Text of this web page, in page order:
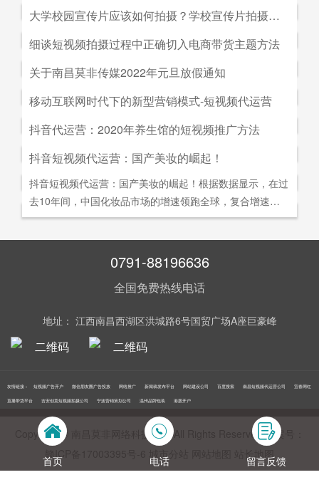
而事实上，正是因为公司规模小，才需要通过一个企业形象
片的包装，给经销商客户等以信心。
何选择抖音代运营公司呢，首先我们要先了解抖音代运营的
主要工作有哪些，抖音代运营公司会帮助我们做什么，什么
是我们自己做不到的，随着抖音的流行，抖音代运营的发展
前景是非常好的。
直播+短视频，新模式新机遇，南昌莫非传媒全域营销平台
会对市场营销造成深远的影响，引领企业走向下一场变革。
2G时代，消费者实现了通讯的自由；3G时代，视频通话和
移动数据技术的兴起推动了智能手机的发展；到了4G技术
的普及，成为了视频流媒体、移动应用和程序化广告发展的
信息的接收已经从图文时代转向了视听时代，而营销方式也
从单一的PC搜索引擎向多媒体、多领域转移，短视频、直
大学校园宣传片应该如何拍摄？学校宣传片拍摄出来有哪些作用？
大学校园宣传片应该如何拍摄？学校宣传片拍摄出来有哪些
始陆续的展开，而为了配合更好的招生进行学校文化建设，
都会拍摄一些大学宣传片来吸引更多学生，进而达到校园招
生的目的。那么，大学宣传片如何拍摄呢？有哪些作用？下
面小编就来为大家简单介绍一下。
细谈短视频拍摄过程中正确切入电商带货主题方法
细谈短视频拍摄过程中正确切入电商带货主题方法。短视频
一是创建自己的个人IP品牌,比如李子柒；二是创建代表生
活方式的品牌, 比如“一条”。前者就是基于达人的影响力创
建品牌,以IP名为品牌名,以达人为 品牌背书,这种模式其实更
像粉丝经济。普通用户受短视频内容的吸引 成为达人的粉
丝,进而成为产生实际购买行为的用户。实践证明,只要 IP足
够打动人心,他们就能爆发出巨大的影响力。以李子柒为例,
李子柒凭借短视频积累了千万粉丝,后在淘宝平台开设店铺,
关于南昌莫非传媒2022年元旦放假通知
关于南昌莫非传媒2022年元旦放假通知.元旦：1月1日（星
月4日（星期二）上班。在此期间，如果您有需要我们提供
服务的地方可直接在网站留言板块进行留言，上班后，我们
会及时回复；如有紧急事项可拨打0791-88196636进行咨
询。
移动互联网时代下的新型营销模式-短视频代运营
移动互联网时代下的新型营销模式-短视频代运营。创意营
的含义发生了新的变化，是以创意表达的内容为连接的、以
社交分享和算法匹配为，主要传播信道的用户参与共创的新
型整合营销模式。
抖音代运营：2020年养生馆的短视频推广方法
抖音代运营：2020年养生馆的短视频推广方法.南昌莫非文
告及网络营销领域的公司，是国内领先的一站式全网营销推
广创新型服务平台。主营：蓝V认证，抖音，快手短视频代
理，搜索引擎营销，关键词优化，网站建设，SEO网站优
化，SEM竞价优化，小程序制作，网络推广，网络营销，
设计，LOGO设计，口碑优化，品牌形象设计，获客推广，
网站定制，APP开发，软件制作，网络公关，网站推广，海
告等等业务！在江西更多人选择南昌莫非传媒！
抖音短视频代运营：国产美妆的崛起！
抖音短视频代运营：国产美妆的崛起！根据数据显示，在过
去10年间，中国化妆品市场的增速领跑全球，复合增速达9.
5%。庞大的市场让国产美妆迅速崛起，其中，完美日记一
0791-88196636
全国免费热线电话
地址： 江西南昌西湖区洪城路6号国贸广场A座巨豪峰
友情链接： 短视频广告开户 微信朋友圈广告投放 网络推广 新闻稿发布平台 网站建设公司 百度搜索 南昌短视频代运营公司 宜春网红
直播带货平台 吉安创意短视频拍摄公司 宁波营销策划公司 温州品牌包装 港股开户
Copyright © 南昌莫非网络科技公司 All Rights Reserved 备案号：
赣ICP备17003395号‍-6
城市分站 站长地图
首页 电话 留言反馈